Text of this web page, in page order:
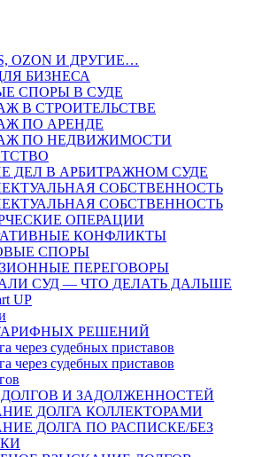
OZON И ДРУГИЕ…
БИЗНЕСА
СПОРЫ В СУДЕ
В СТРОИТЕЛЬСТВЕ
ПО АРЕНДЕ
ПО НЕДВИЖИМОСТИ
ДЕЛ В АРБИТРАЖНОМ СУДЕ
СОБСТВЕННОСТЬ
СОБСТВЕННОСТЬ
ОПЕРАЦИИ
КОНФЛИКТЫ
СПОРЫ
ПЕРЕГОВОРЫ
СУД — ЧТО ДЕЛАТЬ ДАЛЬШЕ
UP
РЕШЕНИЙ
через судебных приставов
через судебных приставов
И ЗАДОЛЖЕННОСТЕЙ
ДОЛГА КОЛЛЕКТОРАМИ
ДОЛГА ПО РАСПИСКЕ/БЕЗ